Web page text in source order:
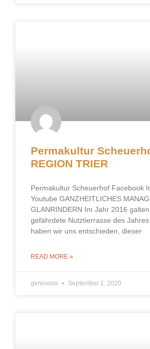
Permakultur
REGION TRIER
Permakultur Scheuerhof Facebook
Youtube GANZHEITLICHES
GLANRINDERN Im Jahr 2016
gefährdete Nutztierrasse des
haben wir uns entschieden, dieser
READ MORE »
genovoxx September 1, 2020